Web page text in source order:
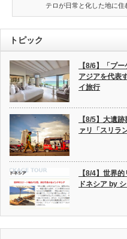
テロが日常と化した地に住
トピック
【8/6】「プ
アジアを代表
イ旅行
【8/5】大遺
ァリ「スリラ
【8/4】世界
ドネシア by